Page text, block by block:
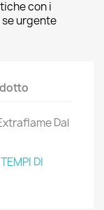
con i
urgente
Dal
DI